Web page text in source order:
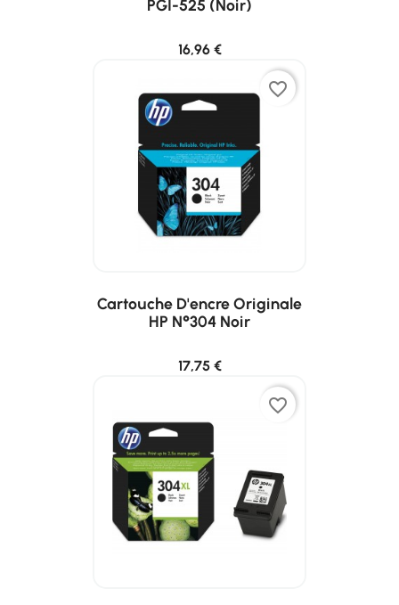
PGI-525 (noir)
16,96 €
favorite_border
Cartouche D'encre Originale
HP N°304 Noir
17,75 €
favorite_border